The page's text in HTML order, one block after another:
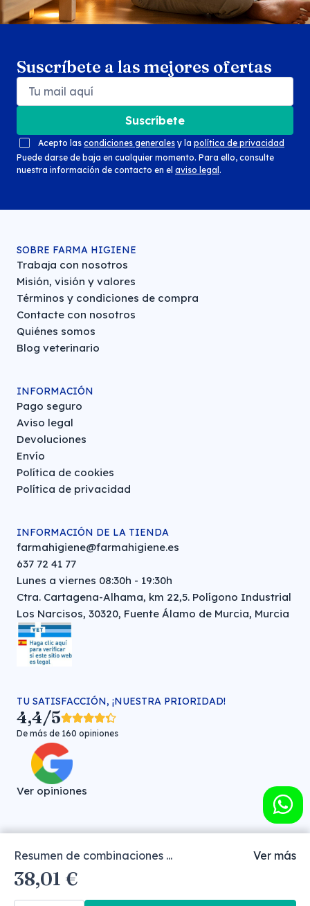
Resumen de combinaciones ... Ver más
38,01 €
Suscríbete a las mejores ofertas
Suscríbete
Acepto las condiciones generales y la política de privacidad
Puede darse de baja en cualquier momento. Para ello, consulte
nuestra información de contacto en el aviso legal .
SOBRE FARMA HIGIENE
Trabaja con nosotros
Misión, visión y valores
Términos y condiciones de compra
Contacte con nosotros
Quiénes somos
Blog veterinario
INFORMACIÓN
Pago seguro
Aviso legal
Devoluciones
Envío
Política de cookies
Política de privacidad
INFORMACIÓN DE LA TIENDA
farmahigiene@farmahigiene.es
637 72 41 77
Lunes a viernes 08:30h - 19:30h
Ctra. Cartagena-Alhama, km 22,5. Polígono Industrial
Los Narcisos, 30320, Fuente Álamo de Murcia, Murcia
TU SATISFACCIÓN, ¡NUESTRA PRIORIDAD!
4,4/5
De más de 160 opiniones
Ver opiniones
Farmacia veterinaria online © FARMA HIGIENE S.L. (CIF: B-
30706451)